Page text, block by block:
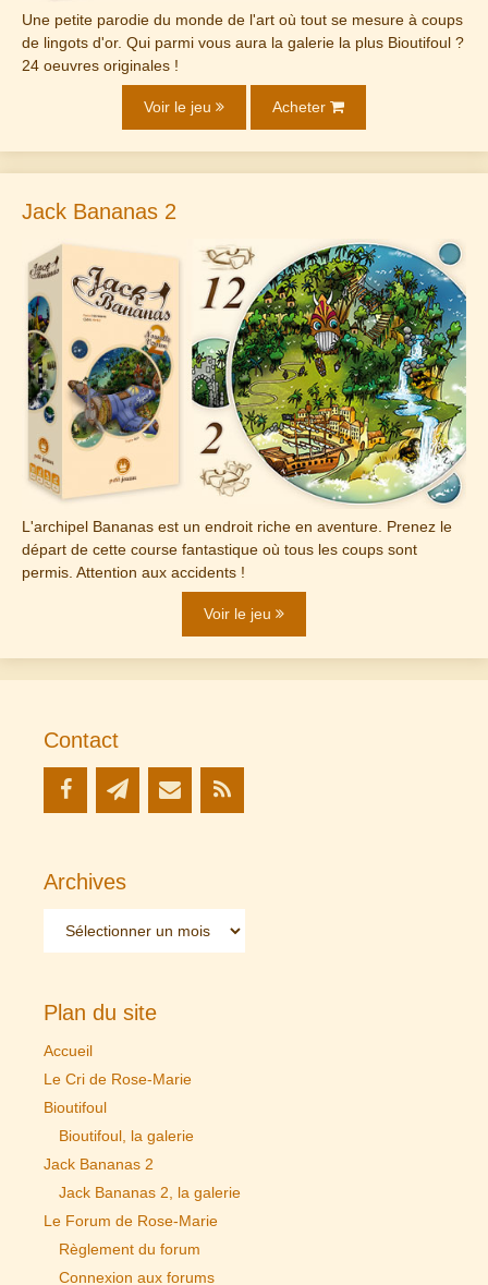
Une petite parodie du monde de l'art où tout se mesure à coups
de lingots d'or. Qui parmi vous aura la galerie la plus Bioutifoul ?
24 oeuvres originales !
Voir le jeu Acheter
Jack Bananas 2
L'archipel Bananas est un endroit riche en aventure. Prenez le
départ de cette course fantastique où tous les coups sont
permis. Attention aux accidents !
Voir le jeu
Contact
Archives
Plan du site
Accueil
Le Cri de Rose-Marie
Bioutifoul
Bioutifoul, la galerie
Jack Bananas 2
Jack Bananas 2, la galerie
Le Forum de Rose-Marie
Règlement du forum
Connexion aux forums